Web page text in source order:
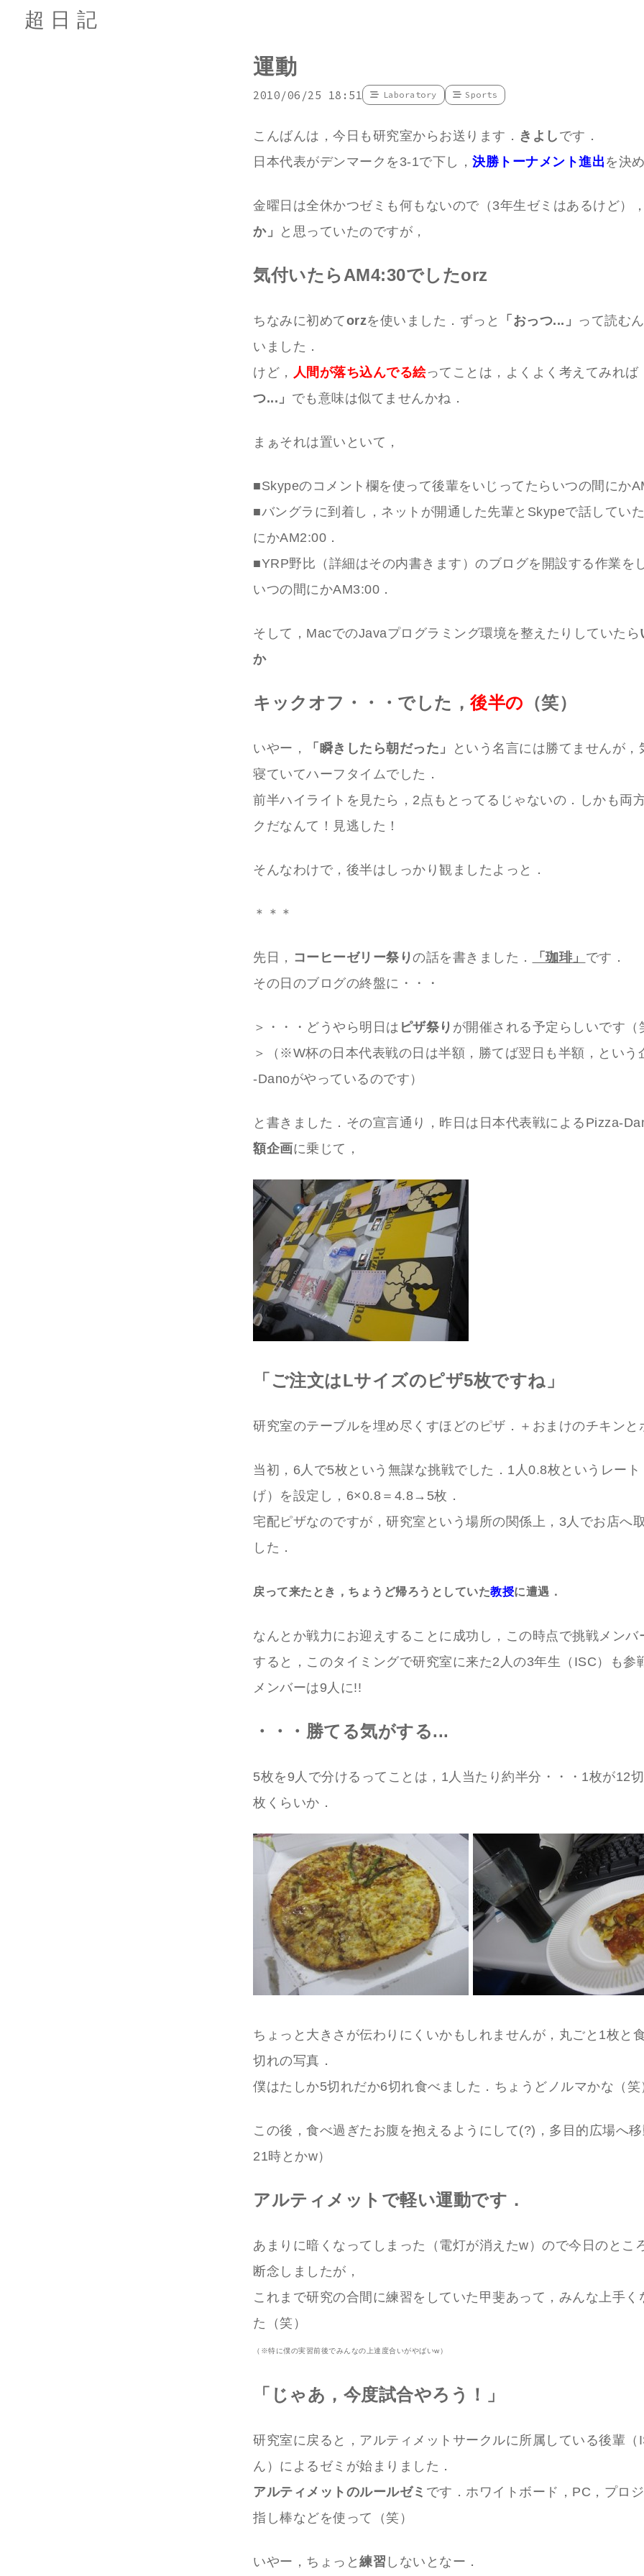
超日記
運動
2010/06/25 18:51 Laboratory Sports
こんばんは，今日も研究室からお送ります． きよし です．
日本代表がデンマークを3-1で下し， 決勝トーナメント進出 を決
金曜日は全休かつゼミも何もないので（3年生ゼミはあるけど），
か」
と思っていたのですが，
気付いたらAM4:30でしたorz
ちなみに初めてorzを使いました．ずっと 「おっつ...」 って読む
いました．
けど， 人間が落ち込んでる絵ってことは，よくよく考えてみれば
つ...」 でも意味は似てませんかね．
まぁそれは置いといて，
■Skypeのコメント欄を使って後輩をいじってたらいつの間にか
■バングラに到着し，ネットが開通した先輩とSkypeで話してい
にかAM2:00．
■YRP野比（詳細はその内書きます）のブログを開設する作業を
いつの間にかAM3:00．
そして，MacでのJavaプログラミング環境を整えたりしていたら
か
キックオフ・・・でした， 後半の （笑）
いやー， 「瞬きしたら朝だった」
という名言には勝てませんが，
寝ていてハーフタイムでした．
前半ハイライトを見たら，2点もとってるじゃないの．しかも両
クだなんて！見逃した！
そんなわけで，後半はしっかり観ましたよっと．
＊＊＊
先日， コーヒーゼリー祭りの話を書きました． 「珈琲」 です．
その日のブログの終盤に・・・
＞・・・どうやら明日は ピザ祭り が開催される予定らしいです（
＞（※W杯の日本代表戦の日は半額，勝てば翌日も半額，という
-Danoがやっているのです）
と書きました．その宣言通り，昨日は日本代表戦によるPizza-
額企画に乗じて，
「ご注文はLサイズのピザ5枚ですね」
研究室のテーブルを埋め尽くすほどのピザ．＋おまけのチキンと
当初，6人で5枚という無謀な挑戦でした．1人0.8枚というレート
げ）を設定し，6×0.8＝4.8→5枚．
宅配ピザなのですが，研究室という場所の関係上，3人でお店へ
した．
戻って来たとき，ちょうど帰ろうとしていた教授に遭遇．
なんとか戦力にお迎えすることに成功し，この時点で挑戦メンバ
すると，このタイミングで研究室に来た2人の3年生（ISC）も参
メンバーは9人に!!
・・・勝てる気がする...
5枚を9人で分けるってことは，1人当たり約半分・・・1枚が12
枚くらいか．
ちょっと大きさが伝わりにくいかもしれませんが，丸ごと1枚と
切れの写真．
僕はたしか5切れだか6切れ食べました．ちょうどノルマかな（笑
この後，食べ過ぎたお腹を抱えるようにして(?)，多目的広場へ
21時とかw）
アルティメットで軽い運動です．
あまりに暗くなってしまった（電灯が消えたw）ので今日のとこ
断念しましたが，
これまで研究の合間に練習をしていた甲斐あって，みんな上手く
た（笑）
（※特に僕の実習前後でみんなの上達度合いがやばいw）
「じゃあ，今度試合やろう！」
研究室に戻ると，アルティメットサークルに所属している後輩（
ん）によるゼミが始まりました．
アルティメットのルールゼミ です．ホワイトボード，PC，プロジ
指し棒などを使って（笑）
いやー，ちょっと 練習 しないとなー．